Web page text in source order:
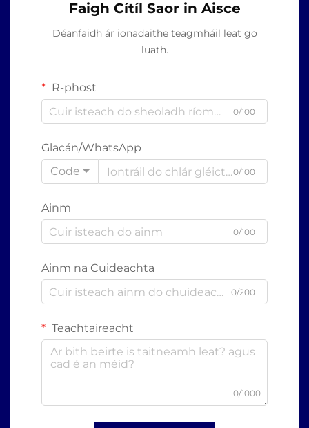
Faigh Cítíl Saor in Aisce
Déanfaidh ár ionadaithe teagmháil leat go
luath.
R-phost
0/100
Glacán/WhatsApp
Code
0/100
Ainm
0/100
Ainm na Cuideachta
0/200
Teachtaireacht
0/1000